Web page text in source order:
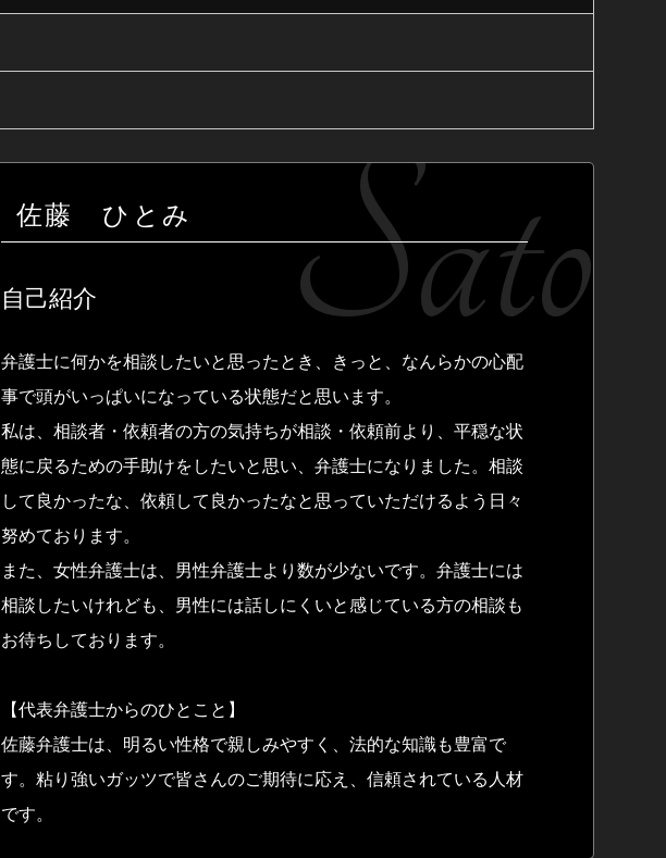
佐藤 ひとみ
自己紹介
弁護士に何かを相談したいと思ったとき、きっと、なんらかの心配
事で頭がいっぱいになっている状態だと思います。
私は、相談者・依頼者の方の気持ちが相談・依頼前より、平穏な状
態に戻るための手助けをしたいと思い、弁護士になりました。相談
して良かったな、依頼して良かったなと思っていただけるよう日々
努めております。
また、女性弁護士は、男性弁護士より数が少ないです。弁護士には
相談したいけれども、男性には話しにくいと感じている方の相談も
お待ちしております。
【代表弁護士からのひとこと】
佐藤弁護士は、明るい性格で親しみやすく、法的な知識も豊富で
す。粘り強いガッツで皆さんのご期待に応え、信頼されている人材
です。